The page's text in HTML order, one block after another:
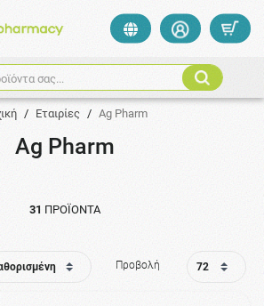
σας...
/ Εταιρίες / Ag Pharm
Ag Pharm
31 ΠΡΟΪΌΝΤΑ
Προβολή